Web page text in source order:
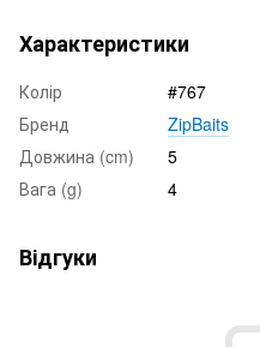
Характеристики
Колір
#767
Бренд
ZipBaits
Довжина (cm)
5
Вага (g)
4
Відгуки